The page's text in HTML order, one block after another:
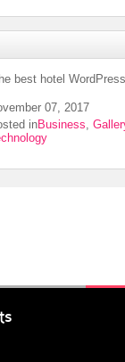
best hotel
07, 2017
inBusiness,